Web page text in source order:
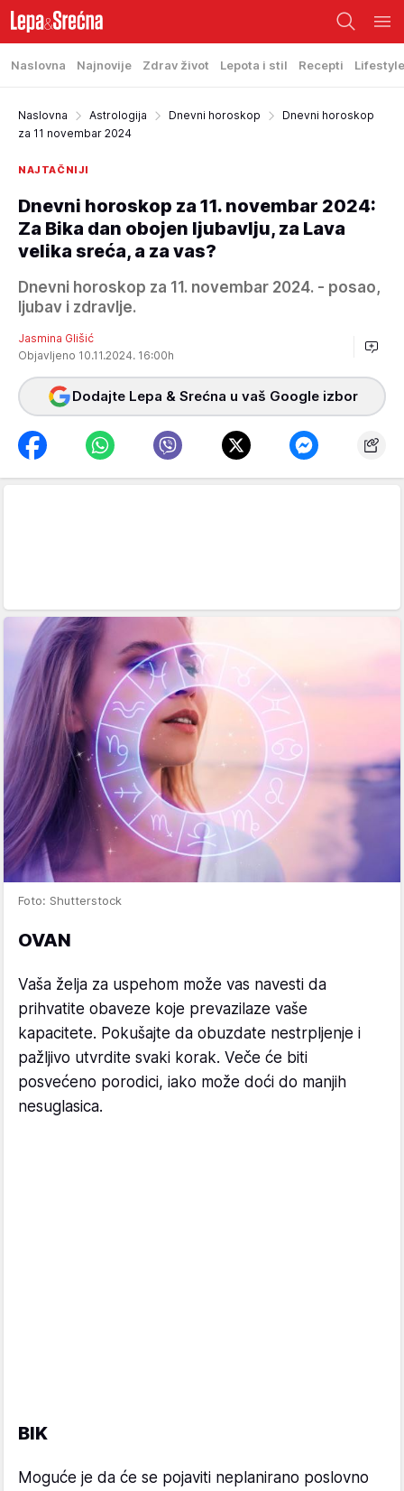
Naslovna Najnovije Zdrav život Lepota i stil Recepti Lifestyle
Naslovna Astrologija Dnevni horoskop
Dnevni horoskop
za 11 novembar 2024
NAJTAČNIJI
Dnevni horoskop za 11. novembar 2024:
Za Bika dan obojen ljubavlju, za Lava
velika sreća, a za vas?
Dnevni horoskop za 11. novembar 2024. - posao,
ljubav i zdravlje.
Jasmina Glišić
Objavljeno 10.11.2024. 16:00h
Dodajte Lepa & Srećna u vaš Google izbor
Foto: Shutterstock
OVAN
Vaša želja za uspehom može vas navesti da
prihvatite obaveze koje prevazilaze vaše
kapacitete. Pokušajte da obuzdate nestrpljenje i
pažljivo utvrdite svaki korak. Veče će biti
posvećeno porodici, iako može doći do manjih
nesuglasica.
BIK
Moguće je da će se pojaviti neplanirano poslovno